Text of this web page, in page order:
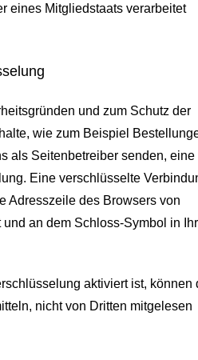
eines Mitgliedstaats verarbeitet
und zum Schutz der
wie zum Beispiel
als Seitenbetreiber senden, eine
Eine verschlüsselte
Adresszeile des Browsers von
und an dem Schloss-Symbol in
aktiviert ist, können
nicht von Dritten mitgelesen